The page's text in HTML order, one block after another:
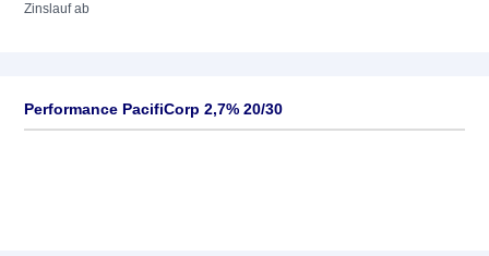
Zinslauf ab
Performance PacifiCorp 2,7% 20/30